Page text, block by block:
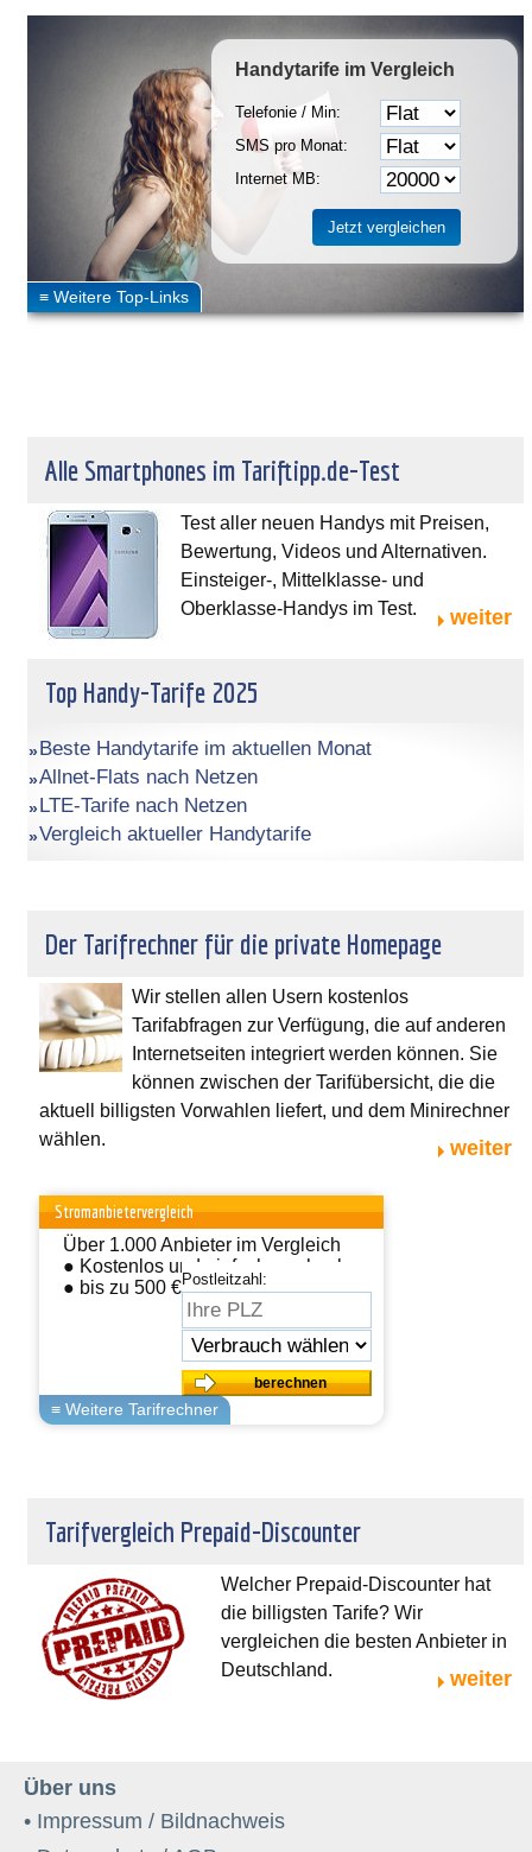
Handytarife im Vergleich
Telefonie / Min:
SMS pro Monat:
Internet MB:
Alle Smartphones im Tariftipp.de-Test
Test aller neuen Handys mit Preisen,
Bewertung, Videos und Alternativen.
Einsteiger-, Mittelklasse- und
Oberklasse-Handys im Test.
weiter
Top Handy-Tarife 2025
Beste Handytarife im aktuellen Monat
Allnet-Flats nach Netzen
LTE-Tarife nach Netzen
Vergleich aktueller Handytarife
Der Tarifrechner für die private Homepage
Wir stellen allen Usern kostenlos
Tarifabfragen zur Verfügung, die auf anderen
Internetseiten integriert werden können. Sie
können zwischen der Tarifübersicht, die die
aktuell billigsten Vorwahlen liefert, und dem Minirechner
wählen.
weiter
Stromanbietervergleich
Über 1.000 Anbieter im Vergleich
● Kostenlos und einfach wechseln
● bis zu 500 € sparen
Postleitzahl:
Tarifvergleich Prepaid-Discounter
Welcher Prepaid-Discounter hat
die billigsten Tarife? Wir
vergleichen die besten Anbieter in
Deutschland.
weiter
Über uns
• Impressum / Bildnachweis